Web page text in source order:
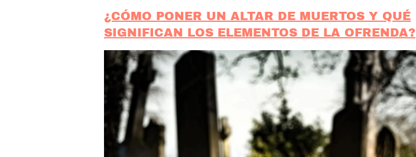
¿CÓMO PONER UN ALTAR DE MUERTOS Y QUÉ
SIGNIFICAN LOS ELEMENTOS DE LA OFRENDA?